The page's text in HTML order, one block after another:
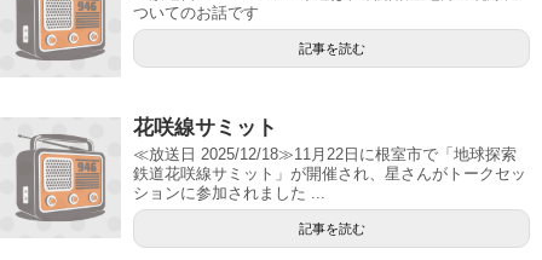
ついてのお話です
記事を読む
花咲線サミット
≪放送日 2025/12/18≫11月22日に根室市で「地球探索
鉄道花咲線サミット」が開催され、星さんがトークセッ
ションに参加されました ...
記事を読む